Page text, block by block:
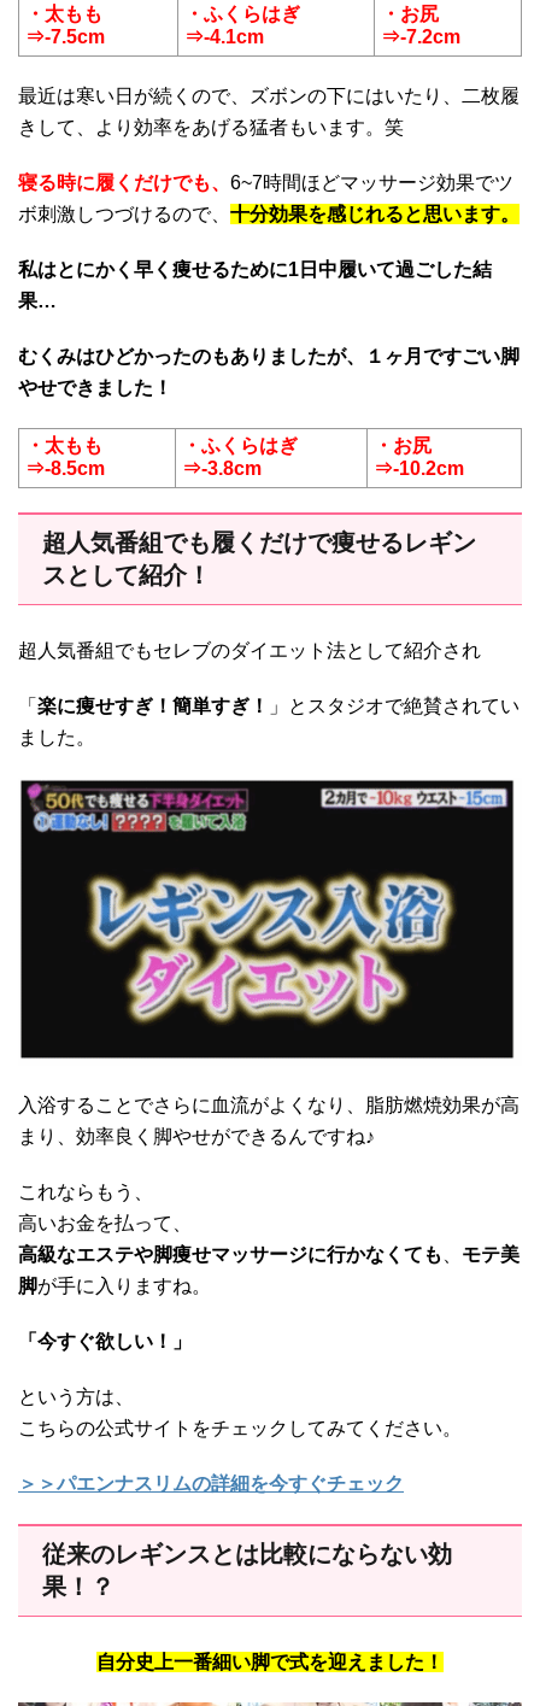
・太もも
⇒-7.5cm
・ふくらはぎ
⇒-4.1cm
・お尻
⇒-7.2cm
最近は寒い日が続くので、ズボンの下にはいたり、二枚履
きして、より効率をあげる猛者もいます。笑
寝る時に履くだけでも、 6~7時間ほどマッサージ効果でツ
ボ刺激しつづけるので、 十分効果を感じれると思います。
私はとにかく早く痩せるために1日中履いて過ごした結
果…
むくみはひどかったのもありましたが、１ヶ月ですごい脚
やせできました！
・太もも
⇒-8.5cm
・ふくらはぎ
⇒-3.8cm
・お尻
⇒-10.2cm
超人気番組でも履くだけで痩せるレギン
スとして紹介！
超人気番組でもセレブのダイエット法として紹介され
「 楽に痩せすぎ！簡単すぎ！
」とスタジオで絶賛されてい
ました。
入浴することでさらに血流がよくなり、脂肪燃焼効果が高
まり、効率良く脚やせができるんですね♪
これならもう、
高いお金を払って、
高級なエステや脚痩せマッサージに行かなくても
モテ美
脚が手に入りますね。
「今すぐ欲しい！」
という方は、
こちらの公式サイトをチェックしてみてください。
＞＞パエンナスリムの詳細を今すぐチェック
従来のレギンスとは比較にならない効
果！？
自分史上一番細い脚で式を迎えました！